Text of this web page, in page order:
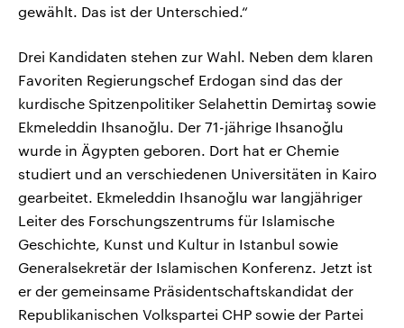
gewählt. Das ist der Unterschied.“
Drei Kandidaten stehen zur Wahl. Neben dem klaren
Favoriten Regierungschef Erdogan sind das der
kurdische Spitzenpolitiker Selahettin Demirtaş sowie
Ekmeleddin Ihsanoğlu. Der 71-jährige Ihsanoğlu
wurde in Ägypten geboren. Dort hat er Chemie
studiert und an verschiedenen Universitäten in Kairo
gearbeitet. Ekmeleddin Ihsanoğlu war langjähriger
Leiter des Forschungszentrums für Islamische
Geschichte, Kunst und Kultur in Istanbul sowie
Generalsekretär der Islamischen Konferenz. Jetzt ist
er der gemeinsame Präsidentschaftskandidat der
Republikanischen Volkspartei CHP sowie der Partei